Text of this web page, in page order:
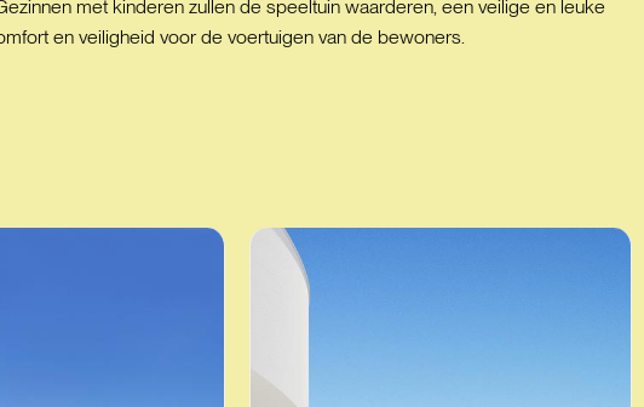
met kinderen zullen de speeltuin waarderen, een veilige en leuke
en veiligheid voor de voertuigen van de bewoners.